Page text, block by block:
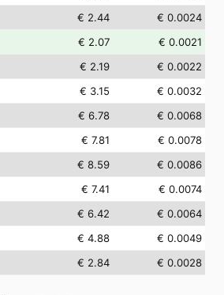
€ 2.44
€ 0.0024
€ 2.07
€ 0.0021
€ 2.19
€ 0.0022
€ 3.15
€ 0.0032
€ 6.78
€ 0.0068
€ 7.81
€ 0.0078
€ 8.59
€ 0.0086
€ 7.41
€ 0.0074
€ 6.42
€ 0.0064
€ 4.88
€ 0.0049
€ 2.84 € 0.0028